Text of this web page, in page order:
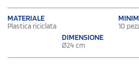
MATERIALE
Plastica riciclata 10
DIMENSIONE
Ø24 cm